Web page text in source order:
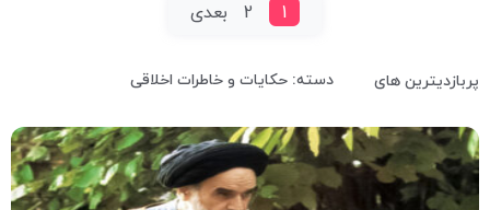
بعدی
پربازدیترین های دسته: حکایات و خاطرات اخلاقی